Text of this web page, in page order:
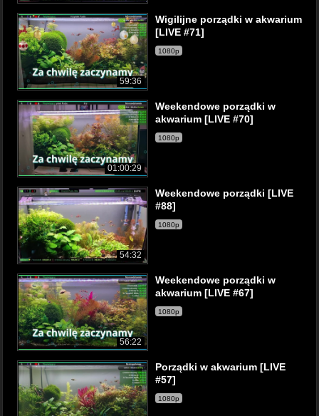
59:36
Wigilijne porządki w akwarium
[LIVE #71]
1080p
01:00:29
Weekendowe porządki w
akwarium [LIVE #70]
1080p
54:32
Weekendowe porządki [LIVE
#88]
1080p
56:22
Weekendowe porządki w
akwarium [LIVE #67]
1080p
Porządki w akwarium [LIVE
#57]
1080p